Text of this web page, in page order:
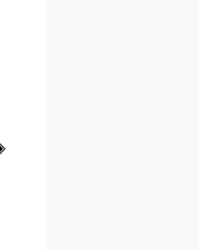
Schlagwörter